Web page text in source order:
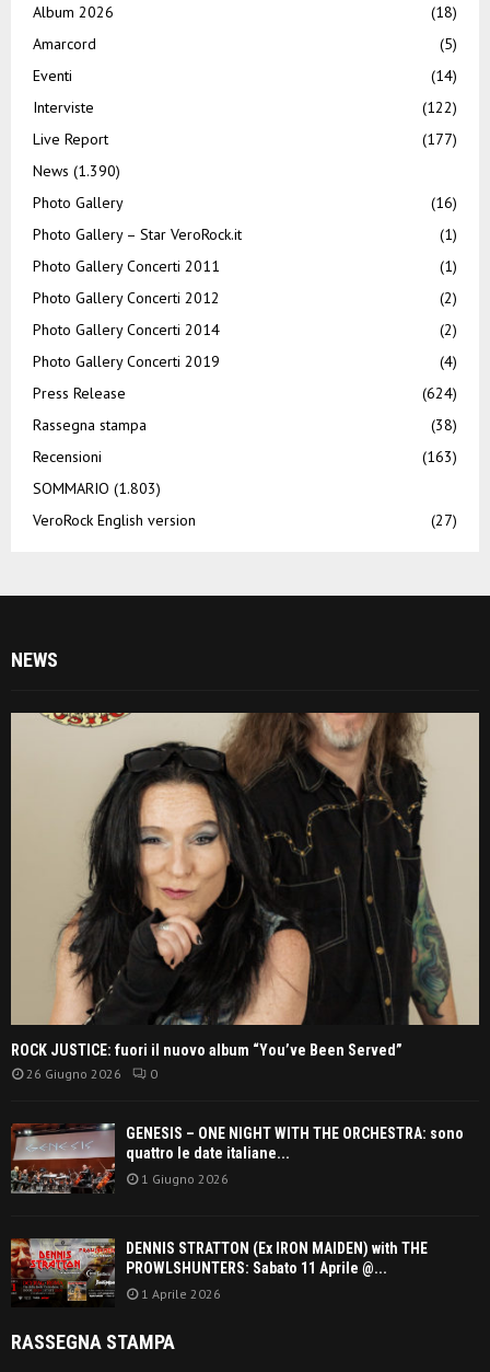
Album 2026
(18)
Amarcord
(5)
Eventi
(14)
Interviste
(122)
Live Report
(177)
News (1.390)
Photo Gallery
(16)
Photo Gallery – Star VeroRock.it
(1)
Photo Gallery Concerti 2011
(1)
Photo Gallery Concerti 2012
(2)
Photo Gallery Concerti 2014
(2)
Photo Gallery Concerti 2019
(4)
Press Release
(624)
Rassegna stampa
(38)
Recensioni
(163)
SOMMARIO (1.803)
VeroRock English version
(27)
NEWS
ROCK JUSTICE: fuori il nuovo album “You’ve Been Served”
26 Giugno 2026 0
GENESIS – ONE NIGHT WITH THE ORCHESTRA: sono
quattro le date italiane...
1 Giugno 2026
DENNIS STRATTON (Ex IRON MAIDEN) with THE
PROWLSHUNTERS: Sabato 11 Aprile @...
1 Aprile 2026
RASSEGNA STAMPA